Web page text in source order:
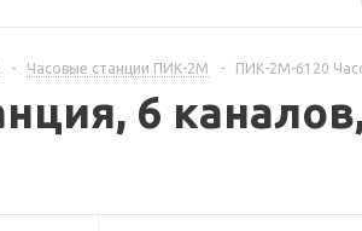
- Часовые станции ПИК-2М - ПИК-2М-6120
6